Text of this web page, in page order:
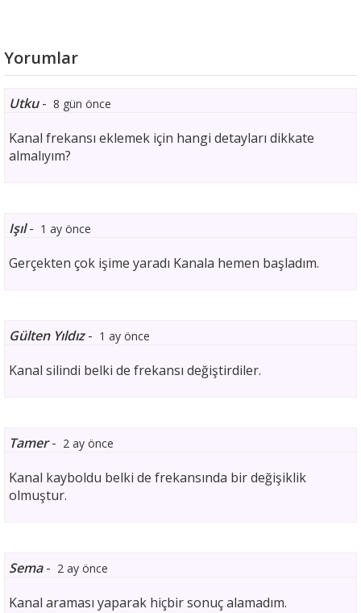
Yorumlar
Utku- 8 gün önce
Kanal frekansı eklemek için hangi detayları dikkate
almalıyım?
Işıl- 1 ay önce
Gerçekten çok işime yaradı Kanala hemen başladım.
Gülten Yıldız- 1 ay önce
Kanal silindi belki de frekansı değiştirdiler.
Tamer- 2 ay önce
Kanal kayboldu belki de frekansında bir değişiklik
olmuştur.
Sema- 2 ay önce
Kanal araması yaparak hiçbir sonuç alamadım.